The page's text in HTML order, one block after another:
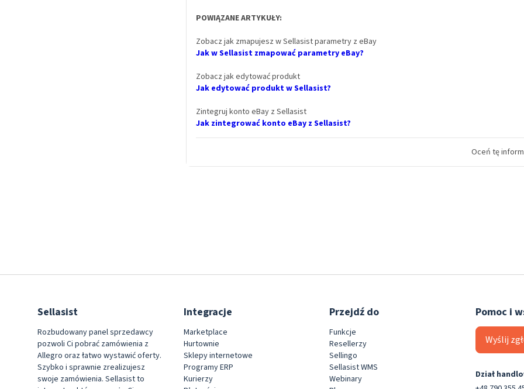
POWIĄZANE ARTYKUŁY:
Zobacz jak zmapujesz w Sellasist parametry z eBay
Jak w Sellasist zmapować parametry eBay?
Zobacz jak edytować produkt
Jak edytować produkt w Sellasist?
Zintegruj konto eBay z Sellasist
Jak zintegrować konto eBay z Sellasist?
Oceń tę
Sellasist
Rozbudowany panel sprzedawcy
pozwoli Ci pobrać zamówienia z
Allegro oraz łatwo wystawić oferty.
Szybko i sprawnie zrealizujesz
swoje zamówienia. Sellasist to
Integracje
Marketplace
Hurtownie
Sklepy internetowe
Programy ERP
Kurierzy
Przejdź do
Funkcje
Resellerzy
Sellingo
Sellasist WMS
Webinary
Pomoc i
Wyślij
Dział